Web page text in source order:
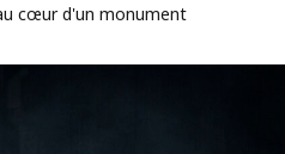
cœur d'un monument